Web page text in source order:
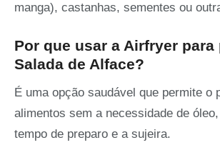
manga), castanhas, sementes ou
Por que usar a Airfryer para
Salada de Alface?
É uma opção saudável que permite o
alimentos sem a necessidade de
tempo de preparo e a sujeira.